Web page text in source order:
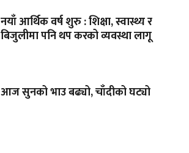
नयाँ आर्थिक वर्ष शुरु : शिक्षा, स्वास्थ्य र
बिजुलीमा पनि थप करको व्यवस्था लागू
आज सुनको भाउ बढ्यो, चाँदीको घट्यो